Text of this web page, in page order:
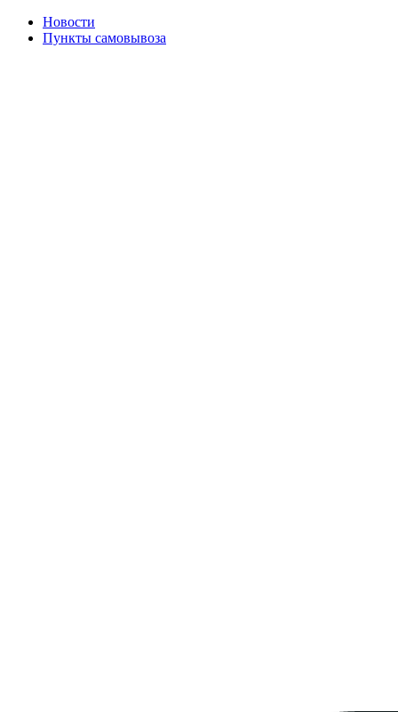
Новости
Пункты самовывоза